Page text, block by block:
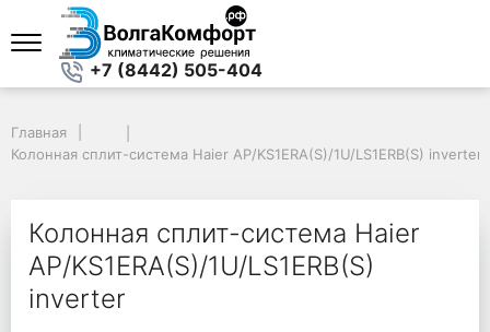
+7 (8442) 505-404
Колонная сплит-система Haier AP/KS1ERA(S)/1U/LS1ERB(S) inverter
Главная
Колонная сплит-система Haier AP/KS1ERA(S)/1U/LS1ERB(S) inverter
Колонная сплит-система Haier
AP/KS1ERA(S)/1U/LS1ERB(S)
inverter